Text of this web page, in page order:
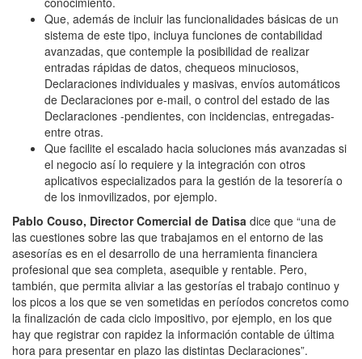
Que, además de incluir las funcionalidades básicas de un
sistema de este tipo, incluya funciones de contabilidad
avanzadas, que contemple la posibilidad de realizar
entradas rápidas de datos, chequeos minuciosos,
Declaraciones individuales y masivas, envíos automáticos
de Declaraciones por e-mail, o control del estado de las
Declaraciones -pendientes, con incidencias, entregadas-
entre otras.
Que facilite el escalado hacia soluciones más avanzadas si
el negocio así lo requiere y la integración con otros
aplicativos especializados para la gestión de la tesorería o
de los inmovilizados, por ejemplo.
Pablo Couso, Director Comercial de Datisa dice que “una de
las cuestiones sobre las que trabajamos en el entorno de las
asesorías es en el desarrollo de una herramienta financiera
profesional que sea completa, asequible y rentable. Pero,
también, que permita aliviar a las gestorías el trabajo continuo y
los picos a los que se ven sometidas en períodos concretos como
la finalización de cada ciclo impositivo, por ejemplo, en los que
hay que registrar con rapidez la información contable de última
hora para presentar en plazo las distintas Declaraciones”.